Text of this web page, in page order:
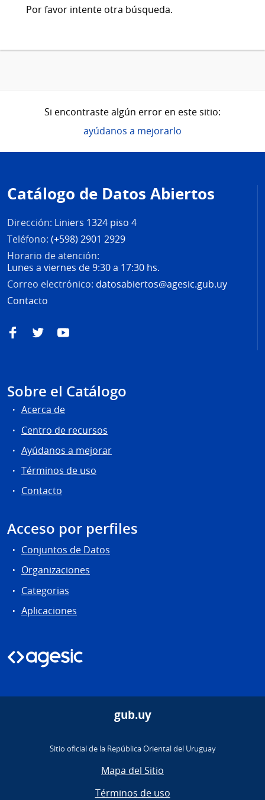
Por favor intente otra búsqueda.
Si encontraste algún error en este sitio:
ayúdanos a mejorarlo
de
página
Catálogo de Datos Abiertos
Dirección: Liniers 1324 piso 4
Teléfono: (+598) 2901 2929
Horario de atención:
Lunes a viernes de 9:30 a 17:30 hs.
Correo electrónico: datosabiertos@agesic.gub.uy
Contacto
FacebookTwitterYouTube
Sobre el Catálogo
Acerca de
Centro de recursos
Ayúdanos a mejorar
Términos de uso
Contacto
Acceso por perfiles
Conjuntos de Datos
Organizaciones
Categorias
Aplicaciones
gub.uy
Sitio oficial de la República Oriental del Uruguay
Mapa del Sitio
Términos de uso